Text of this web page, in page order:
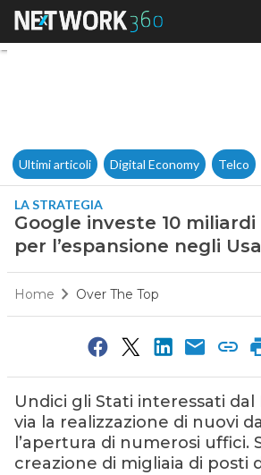
Google
Ultimi articoli Digital Economy Telco
LA STRATEGIA
Google investe 10
per l’espansione negli Usa
Home Over The Top
Undici gli Stati interessati dal
via la realizzazione di nuovi
l’apertura di numerosi uffici.
creazione di migliaia di posti